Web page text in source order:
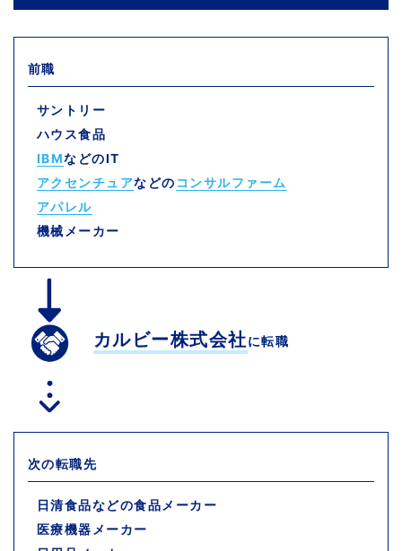
前職
サントリー
ハウス食品
IBMなどのIT
アクセンチュアなどの コンサルファーム
アパレル
機械メーカー
カルビー株式会社に転職
次の転職先
日清食品などの食品メーカー
医療機器メーカー